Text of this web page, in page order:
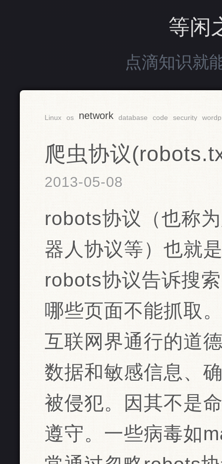
等闲
点滴知识就
Linux os network database code security
爬虫协议
2013-05-08
robots协议（也称
器人协议等）也就
robots协议告诉搜
哪些页面不能抓取
互联网界通行的道
数据和敏感信息、
被侵犯。因其不是
遵守。一些病毒如